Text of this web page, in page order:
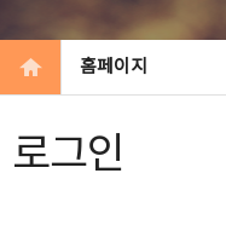
홈페이지
로그인